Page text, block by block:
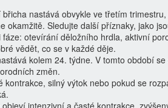
břicha nastává obvykle ve třetím
Sledujte další příznaky, jako
otevírání děložního hrdla, aktivní
vědět, co se v každé děje.
kolem 24. týdne. V tomto období
změn.
kontrakce, silný výtok nebo pokud se
intenzivní a časté kontrakce,